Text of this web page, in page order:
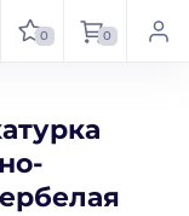
0 0